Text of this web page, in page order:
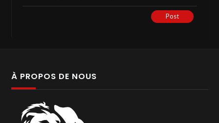
Post
https://elelyon-tv.com/wp-login.php
À PROPOS DE NOUS